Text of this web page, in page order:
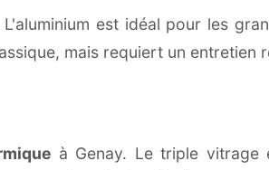
est idéal pour les
mais requiert un entretien
à Genay. Le triple vitrage